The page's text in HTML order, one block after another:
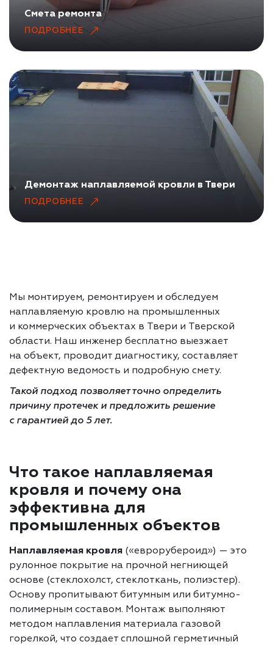
Смета ремонта
ПОДРОБНЕЕ
Демонтаж наплавляемой кровли в Твери
ПОДРОБНЕЕ
Мы монтируем, ремонтируем и обследуем
наплавляемую кровлю на промышленных
и коммерческих объектах в Твери и Тверской
области. Наш инженер бесплатно выезжает
на объект, проводит диагностику, составляет
дефектную ведомость и подробную смету.
Такой подход позволяет точно определить
причину протечек и предложить решение
с гарантией до 5 лет.
Что такое наплавляемая
кровля и почему она
эффективна для
промышленных объектов
Наплавляемая кровля («еврорубероид») — это
рулонное покрытие на прочной негниющей
основе (стеклохолст, стеклоткань, полиэстер).
Основу пропитывают битумным или битумно-
полимерным составом. Монтаж выполняют
методом наплавления материала газовой
горелкой, что создает сплошной герметичный
Отделочные работы
Аренда спецтехники